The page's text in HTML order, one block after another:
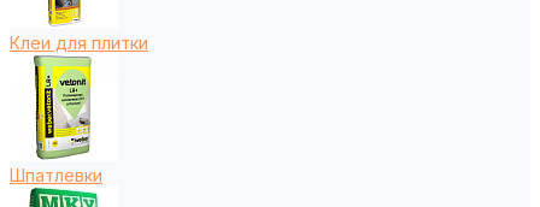
Клеи для плитки
Шпатлевки